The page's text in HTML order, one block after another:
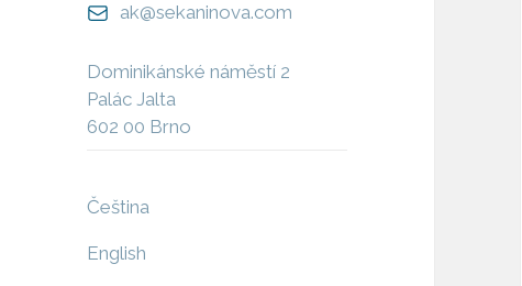
ak@sekaninova.com
Dominikánské náměstí 2
Palác Jalta
602 00 Brno
Čeština
English